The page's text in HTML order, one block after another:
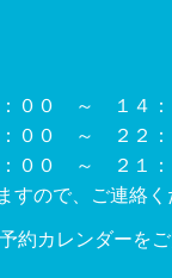
００ ～ １４：
００ ～ ２２：
１：００（
ので、ご連絡く
約カレンダーをご